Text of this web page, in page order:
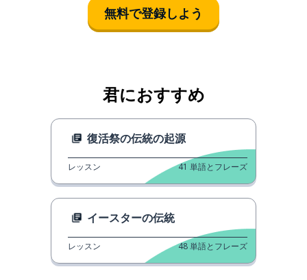
無料で登録しよう
君におすすめ
復活祭の伝統の起源
レッスン 41 単語とフレーズ
イースターの伝統
レッスン 48単語とフレーズ